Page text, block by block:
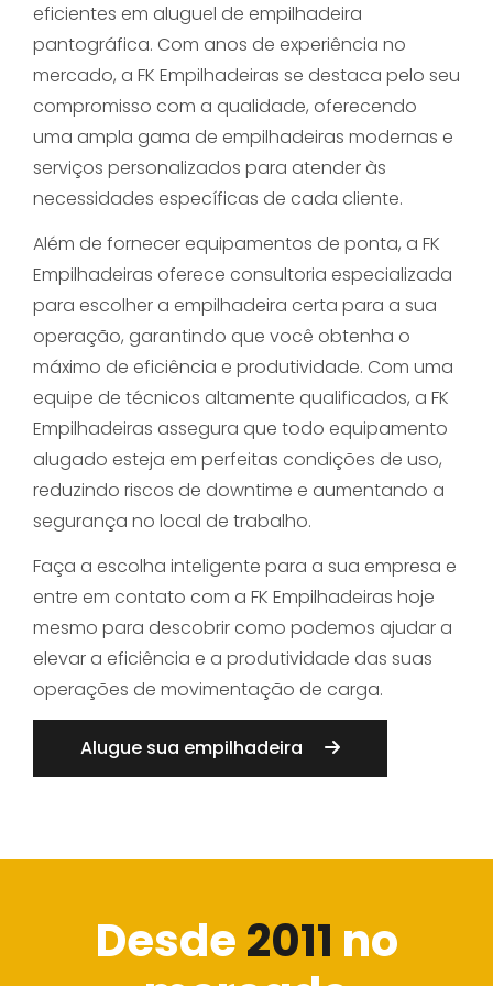
eficientes em aluguel de empilhadeira
pantográfica. Com anos de experiência no
mercado, a FK Empilhadeiras se destaca pelo seu
compromisso com a qualidade, oferecendo
uma ampla gama de empilhadeiras modernas e
serviços personalizados para atender às
necessidades específicas de cada cliente.
Além de fornecer equipamentos de ponta, a FK
Empilhadeiras oferece consultoria especializada
para escolher a empilhadeira certa para a sua
operação, garantindo que você obtenha o
máximo de eficiência e produtividade. Com uma
equipe de técnicos altamente qualificados, a FK
Empilhadeiras assegura que todo equipamento
alugado esteja em perfeitas condições de uso,
reduzindo riscos de downtime e aumentando a
segurança no local de trabalho.
Faça a escolha inteligente para a sua empresa e
entre em contato com a FK Empilhadeiras hoje
mesmo para descobrir como podemos ajudar a
elevar a eficiência e a produtividade das suas
operações de movimentação de carga.
Alugue sua empilhadeira
Desde2011 no